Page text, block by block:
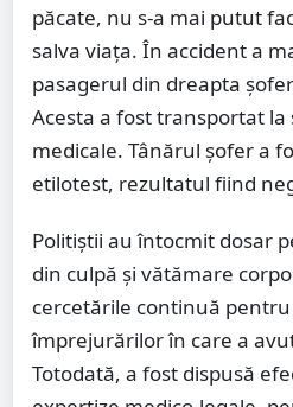
păcate, nu s-a mai putut
salva viaţa. În accident a
pasagerul din dreapta
Acesta a fost transportat
medicale. Tânărul şofer a
etilotest, rezultatul fiind
Politiştii au întocmit dosar
din culpă şi vătămare
cercetările continuă
împrejurărilor în care a
Totodată, a fost dispusă